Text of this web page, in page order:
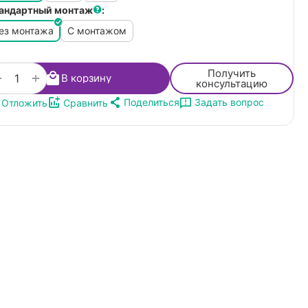
монтаж
:
монтажа
С монтажом
+ В корзину Получить
консультацию
Отложить Сравнить Поделиться Задать вопрос